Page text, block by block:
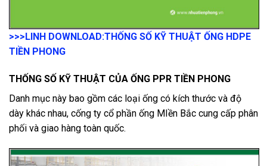
>>>LINH DOWNLOAD:THỐNG SỐ KỸ THUẬT ỐNG HDPE
TIỀN PHONG
THỐNG SỐ KỸ THUẬT CỦA ỐNG PPR TIỀN PHONG
Danh mục này bao gồm các loại ống có kích thước và độ
dày khác nhau, cống ty cổ phần ống MIền Bắc cung cấp phân
phối và giao hàng toàn quốc.